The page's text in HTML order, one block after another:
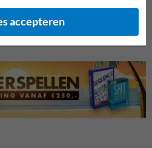
accepteren